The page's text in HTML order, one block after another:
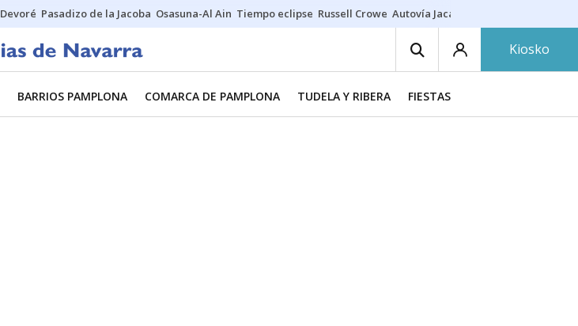
Devoré Pasadizo de la Jacoba Osasuna-Al Ain Tiempo eclipse Russell Crowe Autovía Jaca
Kiosko
BARRIOS PAMPLONA COMARCA DE PAMPLONA TUDELA Y RIBERA FIESTAS